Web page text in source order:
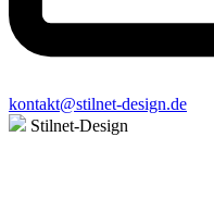
kontakt@stilnet-design.de
Stilnet-Design